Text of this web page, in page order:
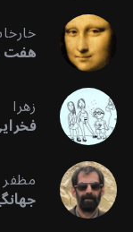
هفت
زهرا
مظفر